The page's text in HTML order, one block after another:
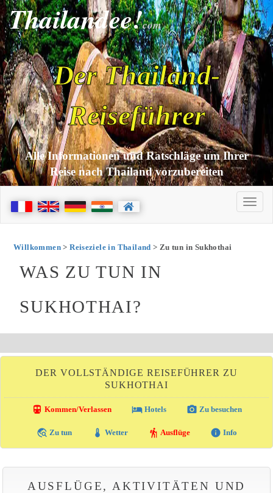
Thailandee!com
Der Thailand-
Reiseführer
Alle Informationen und Ratschläge um Ihrer
Reise nach Thailand vorzubereiten
Willkommen>Reiseziele in Thailand > Zu tun in Sukhothai
WAS ZU TUN IN
SUKHOTHAI?
DER VOLLSTÄNDIGE REISEFÜHRER ZU
SUKHOTHAI
directions_transit Kommen/Verlassen local_hotelHotels photo_camera Zu besuchen
travel_explore Zu tun thermostat Wetter hiking Ausflüge info Info
AUSFLÜGE, AKTIVITÄTEN UND